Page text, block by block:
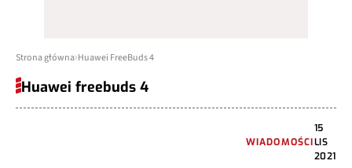
Strona główna Huawei FreeBuds 4
Huawei freebuds 4
WIADOMOŚCI
15
LIS
2021